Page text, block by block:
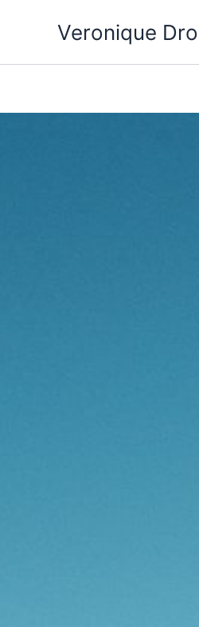
Veronique